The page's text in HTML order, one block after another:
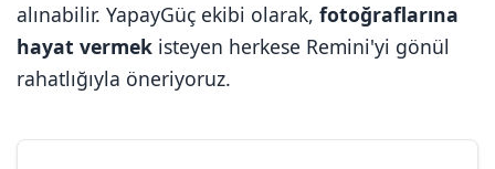
alınabilir. YapayGüç ekibi olarak, fotoğraflarına
hayat vermek isteyen herkese Remini'yi gönül
rahatlığıyla öneriyoruz.